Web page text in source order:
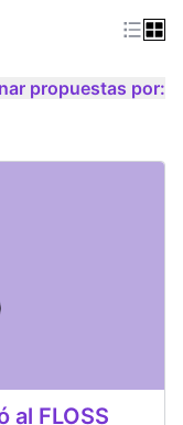
propuestas por:
al FLOSS